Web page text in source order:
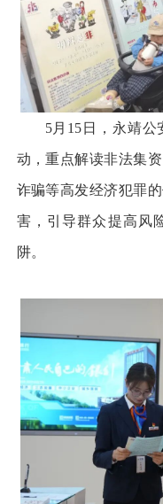
5月15日，永靖
动，重点解读非法集
诈骗等高发经济犯罪
害，引导群众提高风
阱。